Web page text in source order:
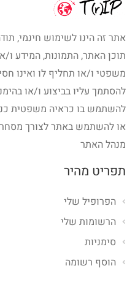
אתר זה הינו לשימוש חינמי,
תוכן האתר, התמונות, המידע ו/
משפטי ו/או תחליף לו ואינו
להסתמך עליו בביצוע ו/או
להשתמש בו כראיה משפטית
או להשתמש באתר לצורך
מנהל האתר
תפריט מהיר
הפרופיל שלי
הרשומות שלי
סימניות
הוסף רשומה